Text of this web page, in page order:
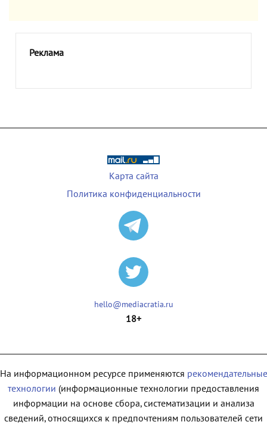
Реклама
Карта сайта
Политика конфиденциальности
hello@mediacratia.ru
18+
На информационном ресурсе применяются рекомендательные
технологии (информационные технологии предоставления
информации на основе сбора, систематизации и анализа
сведений, относящихся к предпочтениям пользователей сети